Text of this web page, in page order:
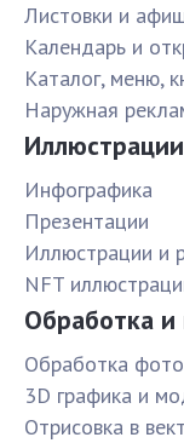
Листовки и
Календарь и
Каталог, меню,
Наружная
Инфографика
Презентации
Иллюстрации и
NFT
Обработка и
Обработка
3D графика и
Отрисовка в